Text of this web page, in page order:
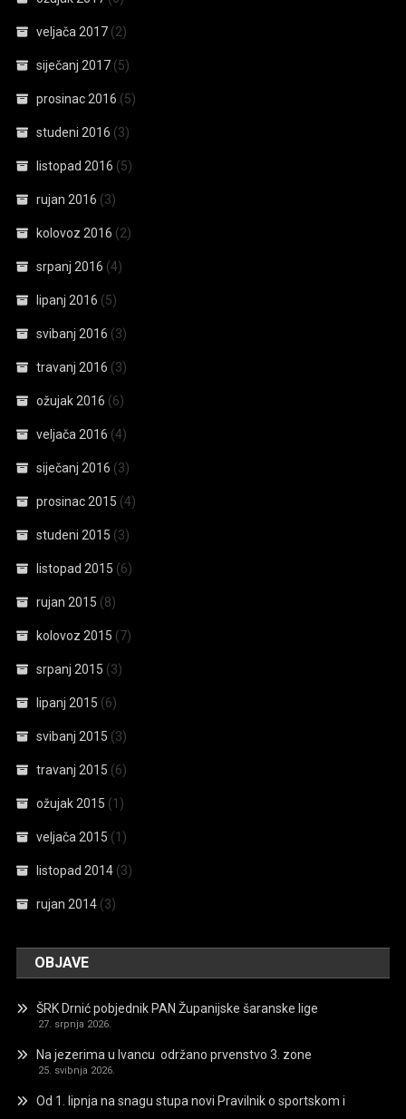
veljača 2017 (2)
siječanj 2017 (5)
prosinac 2016 (5)
studeni 2016 (3)
listopad 2016 (5)
rujan 2016 (3)
kolovoz 2016 (2)
srpanj 2016 (4)
lipanj 2016 (5)
svibanj 2016 (3)
travanj 2016 (3)
ožujak 2016 (6)
veljača 2016 (4)
siječanj 2016 (3)
prosinac 2015 (4)
studeni 2015 (3)
listopad 2015 (6)
rujan 2015 (8)
kolovoz 2015 (7)
srpanj 2015 (3)
lipanj 2015 (6)
svibanj 2015 (3)
travanj 2015 (6)
ožujak 2015 (1)
veljača 2015 (1)
listopad 2014 (3)
rujan 2014 (3)
OBJAVE
ŠRK Drnić pobjednik PAN Županijske šaranske lige
27. srpnja 2026.
Na jezerima u Ivancu održano prvenstvo 3. zone
25. svibnja 2026.
Od 1. lipnja na snagu stupa novi Pravilnik o sportskom i